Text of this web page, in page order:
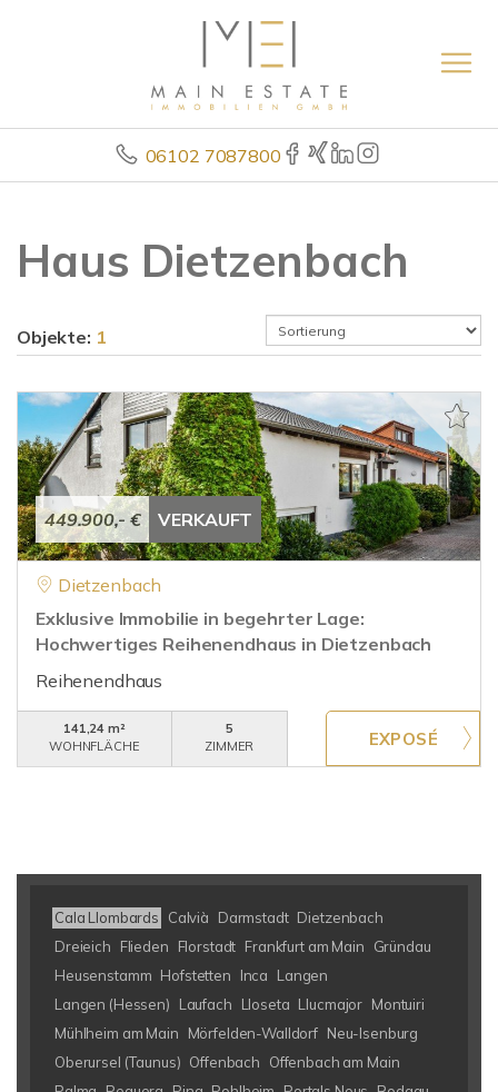
06102 7087800
Haus Dietzenbach
Objekte: 1
449.900,- € VERKAUFT
Dietzenbach
Exklusive Immobilie in begehrter Lage:
Hochwertiges Reihenendhaus in Dietzenbach
Reihenendhaus
141,24 m²
WOHNFLÄCHE
5
ZIMMER
Cala Llombards Calvià Darmstadt Dietzenbach
Dreieich
Flieden Florstadt Frankfurt am Main
Gründau
Heusenstamm Hofstetten Inca
Langen
Langen (Hessen)
Laufach Lloseta Llucmajor Montuiri
Mühlheim am Main
Mörfelden-Walldorf Neu-Isenburg
Oberursel (Taunus) Offenbach
Offenbach am Main